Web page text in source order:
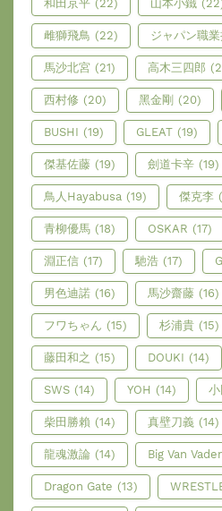
和田京平 (22) 山本小鐵
雌獅飛鳥 (22) ジャパン職業
馬沙北宮 (21) 高木三四郎
西村修 (20) 黑金剛 (20)
BUSHI (19) GLEAT (19)
傑基佐藤 (19) 劍道卡辛 (19)
鳥人Hayabusa (19) 傑克李
青柳優馬 (18) OSKAR (17)
淵正信 (17) 馳浩 (17)
男色迪諾 (16) 馬沙齋藤 (16)
フワちゃん (15) 杉浦貴 (15)
藤田和之 (15) DOUKI (14)
SWS (14) YOH (14)
柴田勝賴 (14) 真壁刀義 (14)
龍魂激論 (14) Big Van Vader
Dragon Gate (13)